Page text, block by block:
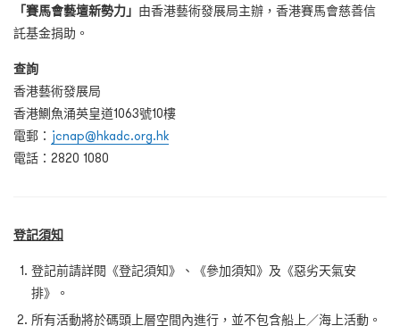
「賽馬會藝壇新勢力」 由香港藝術發展局主辦，香港賽馬會慈善信
託基金捐助。
查詢
香港藝術發展局
香港鰂魚涌英皇道1063號10樓
電郵： jcnap@hkadc.org.hk
電話：2820 1080
登記須知
登記前請詳閱《登記須知》、《參加須知》及《惡劣天氣安
排》。
所有活動將於碼頭上層空間內進行，並不包含船上／海上活動。